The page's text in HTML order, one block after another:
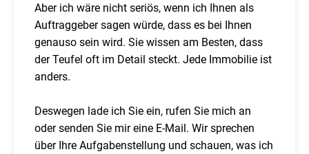
Aber ich wäre nicht seriös, wenn ich Ihnen als
Auftraggeber sagen würde, dass es bei Ihnen
genauso sein wird. Sie wissen am Besten, dass
der Teufel oft im Detail steckt. Jede Immobilie ist
anders.
Deswegen lade ich Sie ein, rufen Sie mich an
oder senden Sie mir eine E-Mail. Wir sprechen
über Ihre Aufgabenstellung und schauen, was ich